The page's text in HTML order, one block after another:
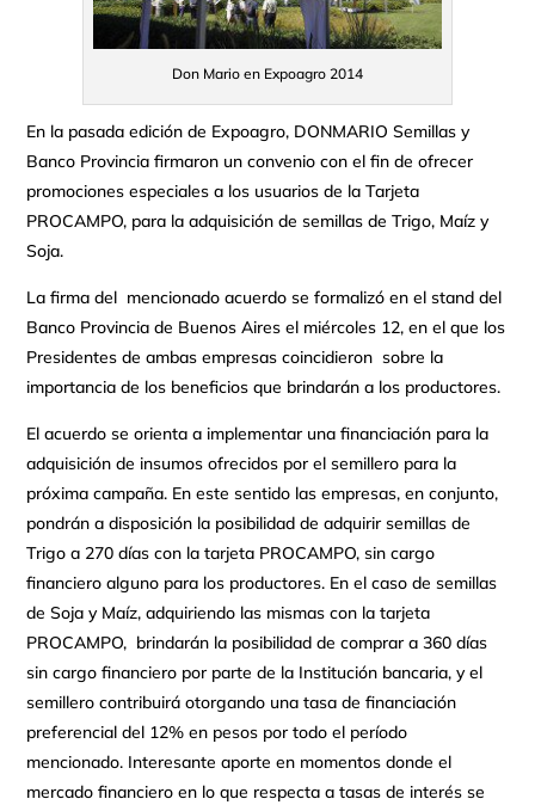
Don Mario en Expoagro 2014
En la pasada edición de Expoagro, DONMARIO Semillas y
Banco Provincia firmaron un convenio con el fin de ofrecer
promociones especiales a los usuarios de la Tarjeta
PROCAMPO, para la adquisición de semillas de Trigo, Maíz y
Soja.
La firma del mencionado acuerdo se formalizó en el stand del
Banco Provincia de Buenos Aires el miércoles 12, en el que los
Presidentes de ambas empresas coincidieron sobre la
importancia de los beneficios que brindarán a los productores.
El acuerdo se orienta a implementar una financiación para la
adquisición de insumos ofrecidos por el semillero para la
próxima campaña. En este sentido las empresas, en conjunto,
pondrán a disposición la posibilidad de adquirir semillas de
Trigo a 270 días con la tarjeta PROCAMPO, sin cargo
financiero alguno para los productores. En el caso de semillas
de Soja y Maíz, adquiriendo las mismas con la tarjeta
PROCAMPO, brindarán la posibilidad de comprar a 360 días
sin cargo financiero por parte de la Institución bancaria, y el
semillero contribuirá otorgando una tasa de financiación
preferencial del 12% en pesos por todo el período
mencionado. Interesante aporte en momentos donde el
mercado financiero en lo que respecta a tasas de interés se